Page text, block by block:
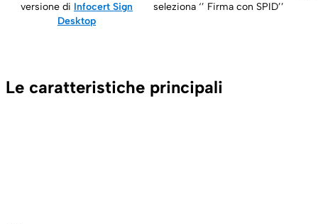
versione di Infocert Sign
Desktop
seleziona ‘’ Firma con SPID’’
Le caratteristiche principali